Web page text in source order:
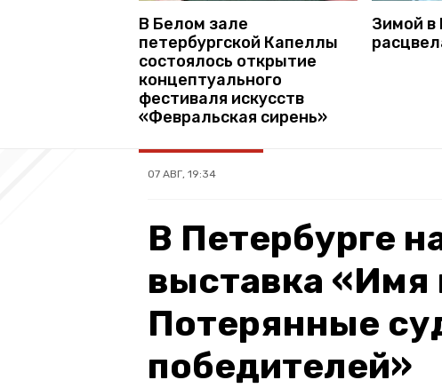
В Белом зале
петербургской Капеллы
состоялось открытие
концептуального
фестиваля искусств
«Февральская сирень»
Зимой в
07 АВГ, 19:34
В Петербурге
выставка «Имя
Потерянные
победителей»